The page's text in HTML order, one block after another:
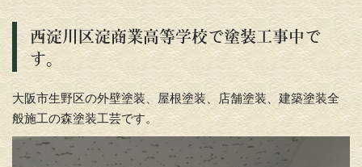
西淀川区淀商業高等学校で塗装工事中で
す。
大阪市生野区の外壁塗装、屋根塗装、店舗塗装、建築塗装全
般施工の森塗装工芸です。